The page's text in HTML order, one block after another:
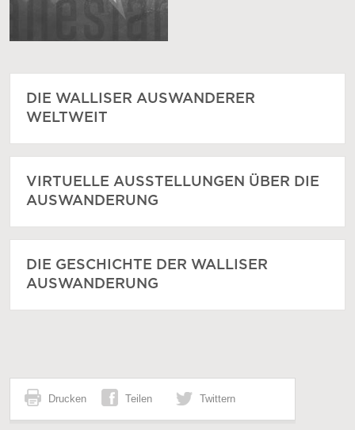
DIE WALLISER AUSWANDERER
WELTWEIT
VIRTUELLE AUSSTELLUNGEN ÜBER DIE
AUSWANDERUNG
DIE GESCHICHTE DER WALLISER
AUSWANDERUNG
Drucken Teilen Twittern